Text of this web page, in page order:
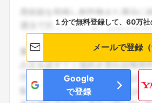
１分で無料登録して、60万
メールで登録（
Google
で登録